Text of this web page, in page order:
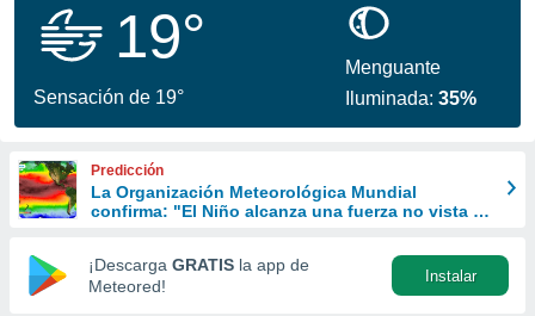
calidad.
a este
las
y
forma
digital
basada
19°
Sensación de 19°
Menguante
Iluminada:35%
Predicción
La Organización Meteorológica Mundial
confirma: "El Niño alcanza una fuerza no vista en
¡Descarga GRATIS la app de
Meteored!
Instalar